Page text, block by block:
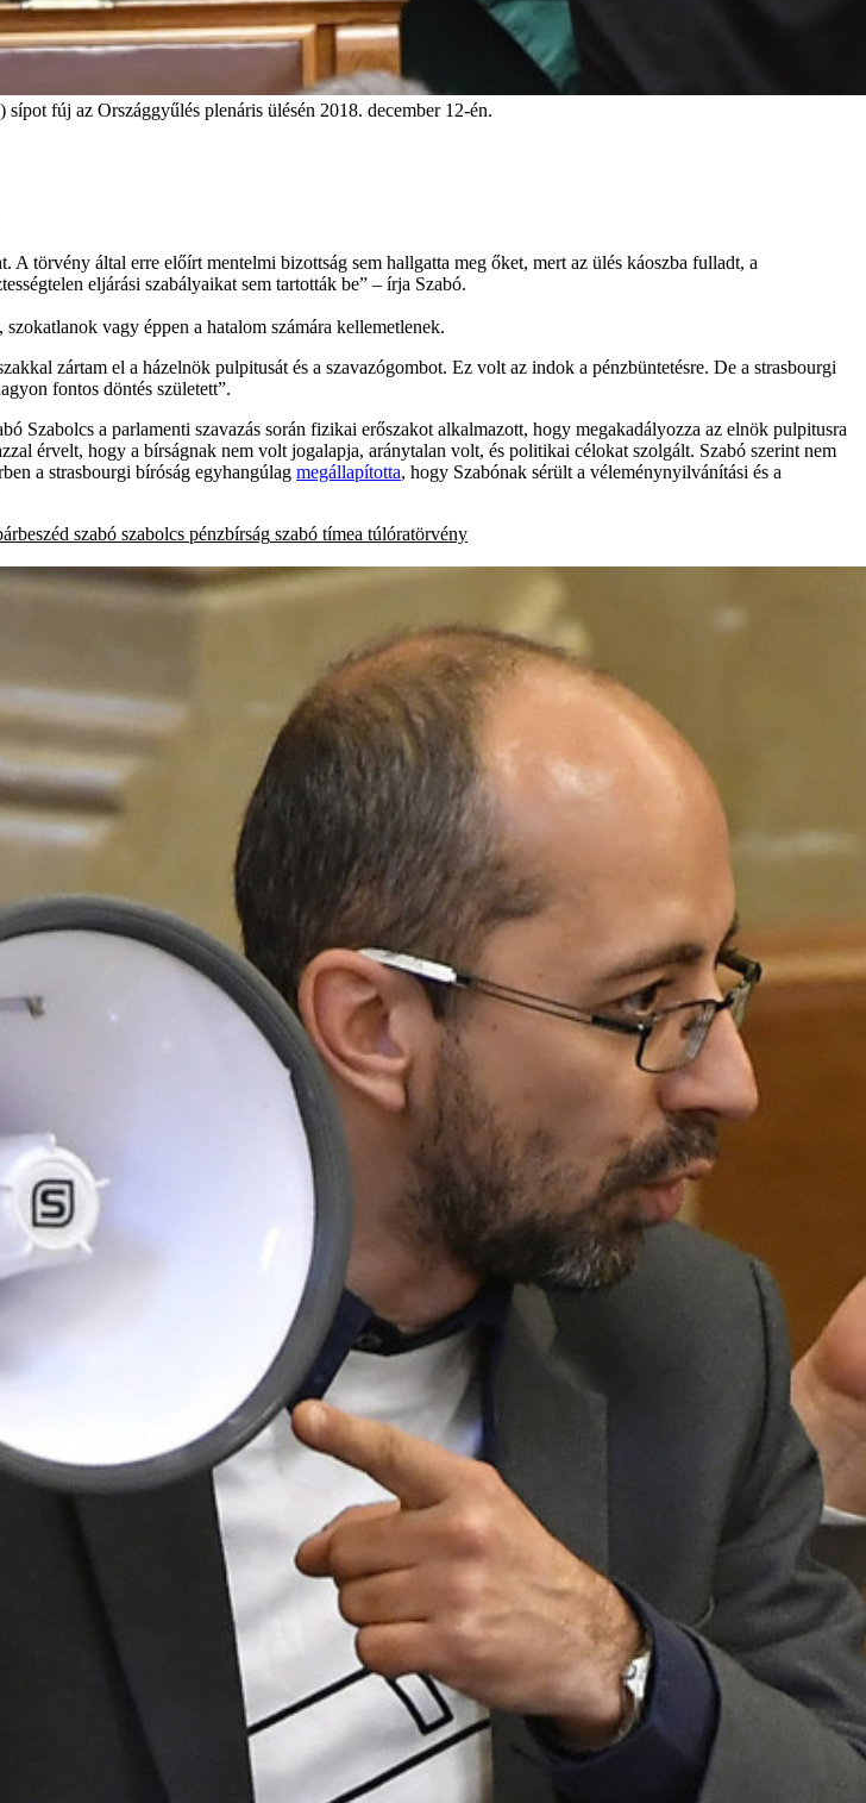
fúj az Országgyűlés plenáris ülésén 2018. december 12-én.
törvény által erre előírt mentelmi bizottság sem hallgatta meg őket, mert az ülés káoszba fulladt, a
eljárási szabályaikat sem tartották be” – írja Szabó.
vagy éppen a hatalom számára kellemetlenek.
zártam el a házelnök pulpitusát és a szavazógombot. Ez volt az indok a pénzbüntetésre. De a strasbourgi
fontos döntés született”.
a parlamenti szavazás során fizikai erőszakot alkalmazott, hogy megakadályozza az elnök pulpitusra
érvelt, hogy a bírságnak nem volt jogalapja, aránytalan volt, és politikai célokat szolgált. Szabó szerint nem
a strasbourgi bíróság egyhangúlag megállapította, hogy Szabónak sérült a véleménynyilvánítási és a
szabó szabolcs pénzbírság szabó tímea túlóratörvény